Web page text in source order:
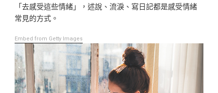
「去感受這些情緒」，述說、流淚、寫日記都是感受情緒
常見的方式。
Embed from Getty Images